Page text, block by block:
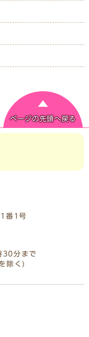
ページの先頭へ戻る
番1号
30分まで
除く)